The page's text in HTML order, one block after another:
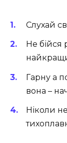
Слухай
Не бійся
Гарну а
вона –
Ніколи